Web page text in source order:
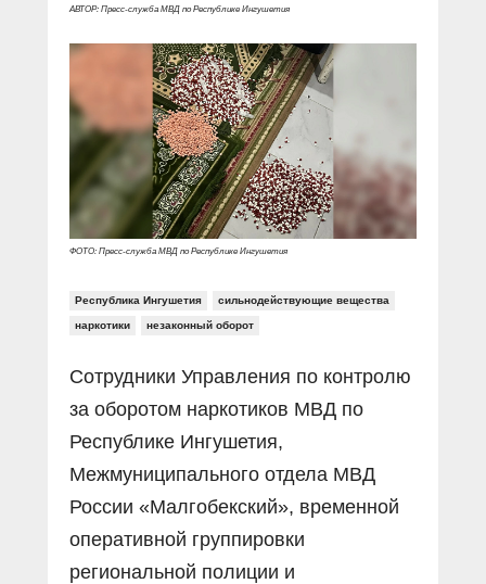
Социальные ролики
Документальные фильмы
Прямой разговор
Специальный репортаж
КиберПОСТОВОЙ
Журнал «Полиция России»
Контакты
Вакансии
АВТОР: Пресс-служба МВД по Республике Ингушетия
ФОТО: Пресс-служба МВД по Республике Ингушетия
Республика Ингушетия сильнодействующие вещества
наркотики незаконный оборот
Сотрудники Управления по контролю
за оборотом наркотиков МВД по
Республике Ингушетия,
Межмуниципального отдела МВД
России «Малгобекский», временной
оперативной группировки
региональной полиции и